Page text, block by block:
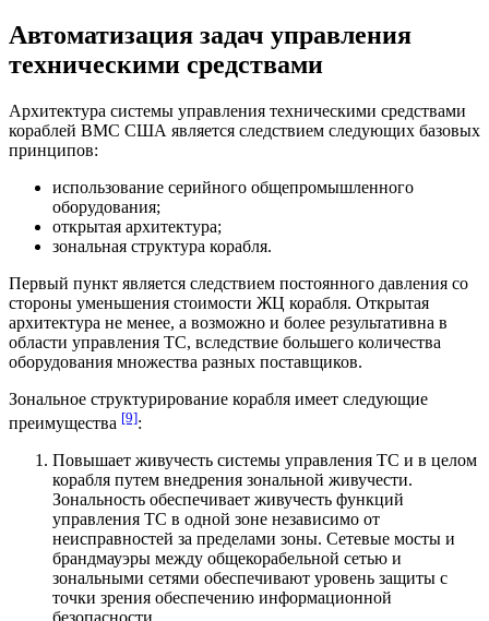
Автоматизация задач управления
техническими средствами
Архитектура системы управления техническими средствами
кораблей ВМС США является следствием следующих базовых
принципов:
использование серийного общепромышленного
оборудования;
открытая архитектура;
зональная структура корабля.
Первый пункт является следствием постоянного давления со
стороны уменьшения стоимости ЖЦ корабля. Открытая
архитектура не менее, а возможно и более результативна в
области управления ТС, вследствие большего количества
оборудования множества разных поставщиков.
Зональное структурирование корабля имеет следующие
преимущества [9]:
Повышает живучесть системы управления ТС и в целом
корабля путем внедрения зональной живучести.
Зональность обеспечивает живучесть функций
управления ТС в одной зоне независимо от
неисправностей за пределами зоны. Сетевые мосты и
брандмауэры между общекорабельной сетью и
зональными сетями обеспечивают уровень защиты с
точки зрения обеспечению информационной